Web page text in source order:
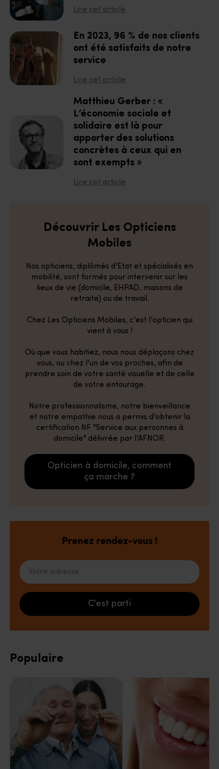
Lire cet article
En 2023, 96 % de nos clients
ont été satisfaits de notre
service
Lire cet article
Matthieu Gerber : «
L’économie sociale et
solidaire est là pour
apporter des solutions
concrètes à ceux qui en
sont exempts »
Lire cet article
Découvrir Les Opticiens
Mobiles
Nos opticiens, diplômés d'Etat et spécialisés en
mobilité, sont formés pour intervenir sur les
lieux de vie (domicile, EHPAD, maisons de
retraite) ou de travail.
Chez Les Opticiens Mobiles, c'est l'opticien qui
vient à vous !
Où que vous habitiez, nous nous déplaçons chez
vous, ou chez l'un de vos proches, afin de
prendre soin de votre santé visuelle et de celle
de votre entourage.
Notre professionnalisme, notre bienveillance
et notre empathie nous a permis d'obtenir la
certification NF "Service aux personnes à
domicile" délivrée par l'AFNOR.
Opticien à domicile, comment
ça marche ?
Prenez rendez-vous !
C'est parti
Populaire